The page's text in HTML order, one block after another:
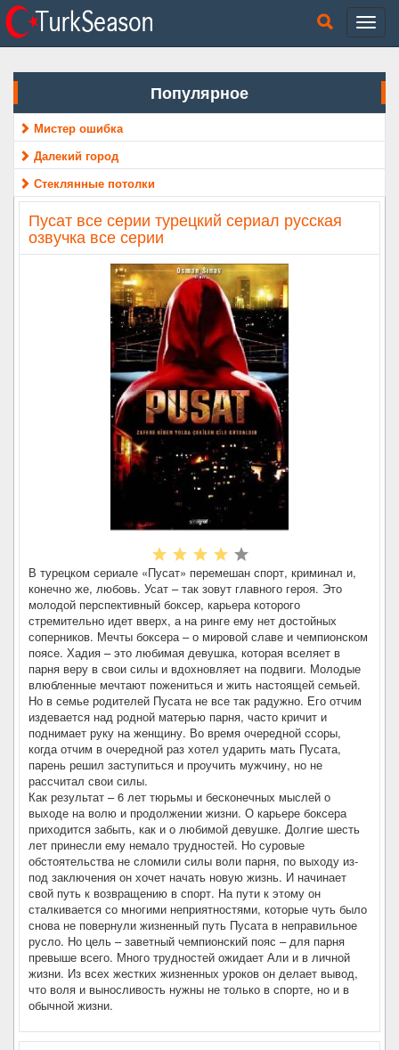
Популярное
Мистер ошибка
Далекий город
Стеклянные потолки
Пусат все серии турецкий сериал русская
озвучка все серии
В турецком сериале «Пусат» перемешан спорт, криминал и,
конечно же, любовь. Усат – так зовут главного героя. Это
молодой перспективный боксер, карьера которого
стремительно идет вверх, а на ринге ему нет достойных
соперников. Мечты боксера – о мировой славе и чемпионском
поясе. Хадия – это любимая девушка, которая вселяет в
парня веру в свои силы и вдохновляет на подвиги. Молодые
влюбленные мечтают пожениться и жить настоящей семьей.
Но в семье родителей Пусата не все так радужно. Его отчим
издевается над родной матерью парня, часто кричит и
поднимает руку на женщину. Во время очередной ссоры,
когда отчим в очередной раз хотел ударить мать Пусата,
парень решил заступиться и проучить мужчину, но не
рассчитал свои силы.
Как результат – 6 лет тюрьмы и бесконечных мыслей о
выходе на волю и продолжении жизни. О карьере боксера
приходится забыть, как и о любимой девушке. Долгие шесть
лет принесли ему немало трудностей. Но суровые
обстоятельства не сломили силы воли парня, по выходу из-
под заключения он хочет начать новую жизнь. И начинает
свой путь к возвращению в спорт. На пути к этому он
сталкивается со многими неприятностями, которые чуть было
снова не повернули жизненный путь Пусата в неправильное
русло. Но цель – заветный чемпионский пояс – для парня
превыше всего. Много трудностей ожидает Али и в личной
жизни. Из всех жестких жизненных уроков он делает вывод,
что воля и выносливость нужны не только в спорте, но и в
обычной жизни.